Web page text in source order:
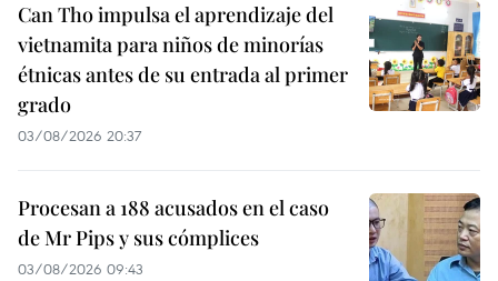
Can Tho impulsa el aprendizaje del
vietnamita para niños de minorías
étnicas antes de su entrada al primer
grado
03/08/2026 20:37
Procesan a 188 acusados en el caso
de Mr Pips y sus cómplices
03/08/2026 09:43